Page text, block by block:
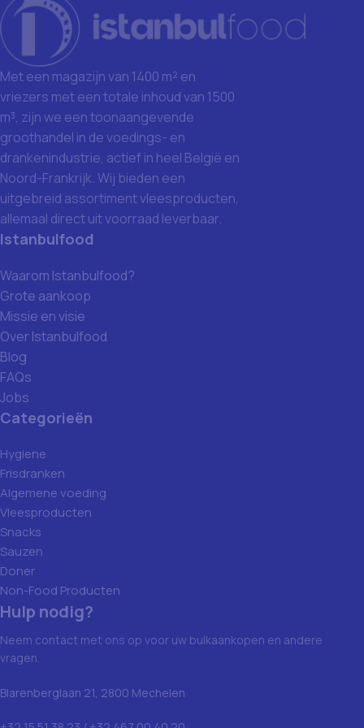
Met een magazijn van 1400 m² en
vriezers met een totale inhoud van 1500
m³, zijn we een toonaangevende
groothandel in de voedings- en
drankenindustrie, actief in heel België en
Noord-Frankrijk. Wij bieden een
uitgebreid assortiment vleesproducten,
allemaal direct uit voorraad leverbaar.
Istanbulfood
Waarom Istanbulfood?
Grote aankoop
Missie en visie
Over Istanbulfood
Blog
FAQs
Jobs
Categorieën
Hygiene
Frisdranken
Algemene voeding
Vleesproducten
Snacks
Sauzen
Doner
Non-Food Producten
Hulp nodig?
Neem contact met ons op voor uw bulkaankopen en andere
vragen.
Blarenberglaan 21, 2800 Mechelen